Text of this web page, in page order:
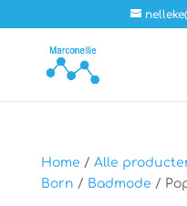
Home / Alle
Born / Badmode /